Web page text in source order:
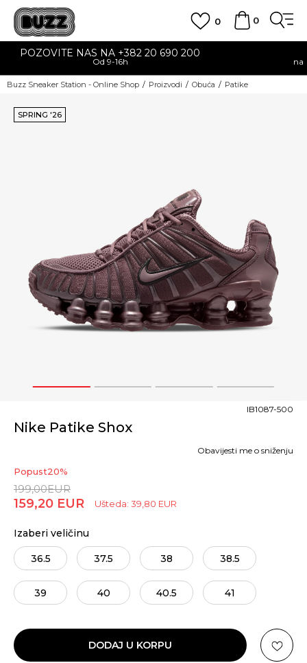
0
0
NAS NA +382 20 690 200
na teritoriji CG za
Buzz Sneaker Station - Online Shop Proizvodi Obuća Patike
1 2 3 4
SPRING '26
Nike Patike Shox
IB1087-500
Popust20%
199,00EUR
159,20 EUR Ušteda: 39,80 EUR
Obavijesti me o sniženju
Izaberi veličinu
36.5 37.5 38 38.5
39 40 40.5 41
DODAJ U KORPU